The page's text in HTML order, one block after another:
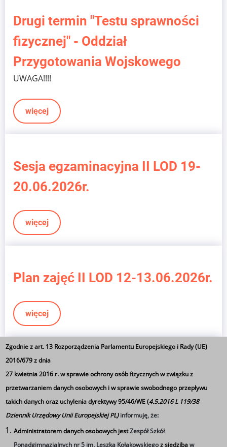
Drugi termin "Testu sprawności
fizycznej" - Oddział
Przygotowania Wojskowego
UWAGA!!!!
więcej
Sesja egzaminacyjna II LOD 19-
20.06.2026r.
więcej
Plan zajęć II LOD 12-13.06.2026r.
więcej
Uwaga!!!
UWAGA!!!
W piątek 05.06.2026r. szkoła będzie zamknięta
więcej
Zgodnie z art. 13 Rozporządzenia Parlamentu Europejskiego i Rady (UE)
2016/679 z dnia
27 kwietnia 2016 r. w sprawie ochrony osób fizycznych w związku z
przetwarzaniem danych osobowych i w sprawie swobodnego przepływu
takich danych oraz uchylenia dyrektywy 95/46/WE (4.5.2016 L 119/38
Dziennik Urzędowy Unii Europejskiej PL)informuję, że:
Administratorem danych osobowych jestZespół Szkół
Ponadgimnazjalnych nr 5 im. Leszka Kołakowskiegoz siedzibąw